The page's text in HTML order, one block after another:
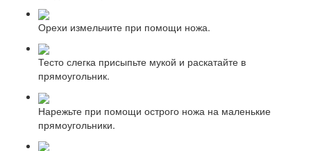
Орехи измельчите при помощи ножа.
Тесто слегка присыпьте мукой и раскатайте в
прямоугольник.
Нарежьте при помощи острого ножа на маленькие
прямоугольники.